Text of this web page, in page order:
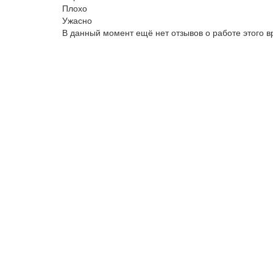
Плохо
Ужасно
В данный момент ещё нет отзывов о работе этого